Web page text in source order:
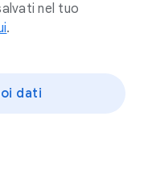
nel tuo
.
dati